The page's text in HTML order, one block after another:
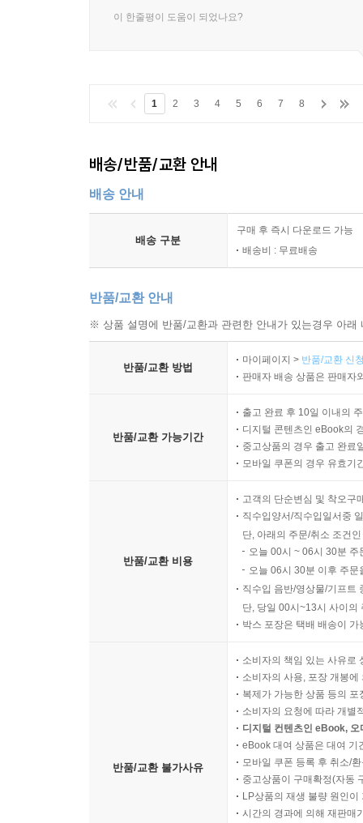
이 한줄평이 도움이 되었나요?
1 2 3 4 5 6 7 8
배송/반품/교환 안내
배송 안내
배송 구분
구매 후 즉시 다운로드 가능
배송비 : 무료배송
반품/교환 안내
※ 상품 설명에 반품/교환과 관련한 안내가 있는경우 아
반품/교환 방법
마이페이지 > 반품/교환 신
판매자 배송 상품은 판매자
반품/교환 가능기간
출고 완료 후 10일 이내의
디지털 콘텐츠인 eBook의
중고상품의 경우 출고 완료
모바일 쿠폰의 경우 유효기
반품/교환 비용
고객의 단순변심 및 착오구
직수입양서/직수입일서중
단, 아래의 주문/취소 조건
오늘 00시 ~ 06시 30분
오늘 06시 30분 이후 주
직수입 음반/영상물/기프트
단, 당일 00시~13시 사이의
박스 포장은 택배 배송이
반품/교환 불가사유
소비자의 책임 있는 사유로
소비자의 사용, 포장 개봉
복제가 가능한 상품 등의
소비자의 요청에 따라 개별
디지털 컨텐츠인 eBook,
eBook 대여 상품은 대여 기
모바일 쿠폰 등록 후 취소/
중고상품이 구매확정(자동
LP상품의 재생 불량 원인
시간의 경과에 의해 재판매